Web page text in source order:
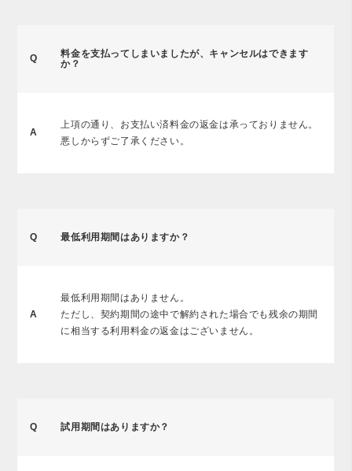
Q
料金を支払ってしまいましたが、キャンセルはできます
か？
A
上項の通り、お支払い済料金の返金は承っておりません。
悪しからずご了承ください。
Q 最低利用期間はありますか？
A
最低利用期間はありません。
ただし、契約期間の途中で解約された場合でも残余の期間
に相当する利用料金の返金はございません。
Q 試用期間はありますか？